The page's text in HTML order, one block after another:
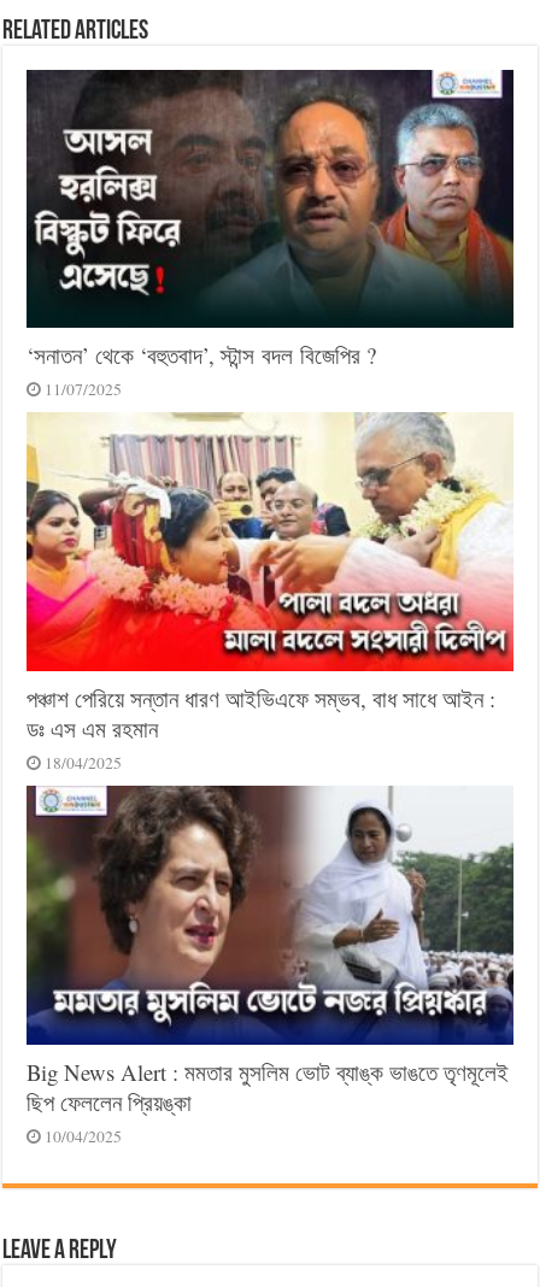
Related Articles
‘সনাতন’ থেকে ‘বহুতবাদ’, স্টান্স বদল বিজেপির ?
11/07/2025
পঞ্চাশ পেরিয়ে সন্তান ধারণ আইভিএফে সম্ভব, বাধ সাধে আইন :
ডঃ এস এম রহমান
18/04/2025
Big News Alert : মমতার মুসলিম ভোট ব্যাঙ্ক ভাঙতে তৃণমূলেই
ছিপ ফেললেন প্রিয়ঙ্কা
10/04/2025
Leave a Reply